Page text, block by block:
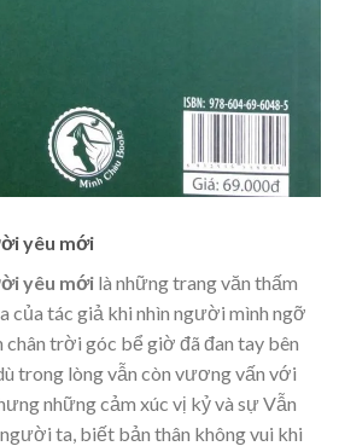
yêu mới
yêu mới là những trang văn thấm
của tác giả khi nhìn người mình ngỡ
chân trời góc bể giờ đã đan tay bên
trong lòng vẫn còn vương vấn với
những cảm xúc vị kỷ và sự Vẫn
ta, biết bản thân không vui khi